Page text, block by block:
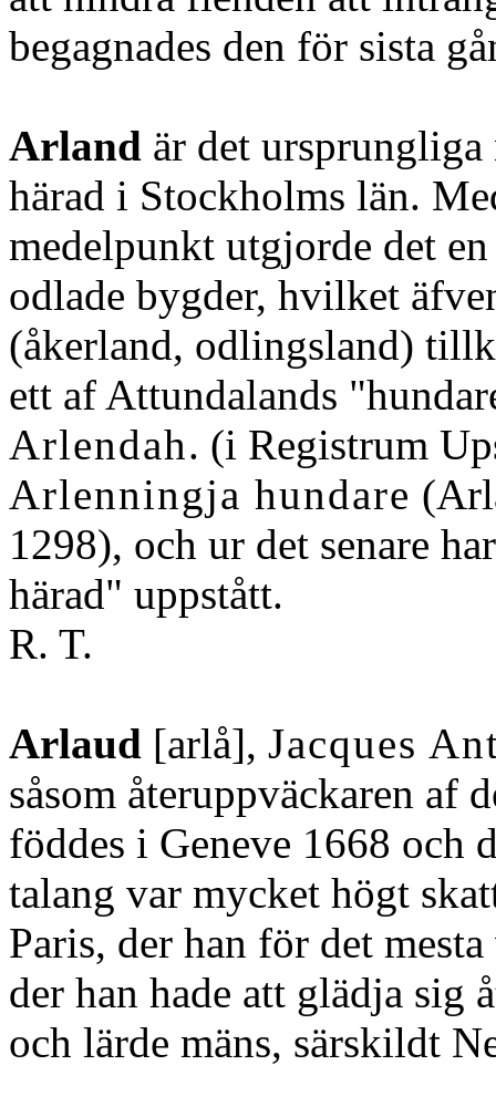
begagnades den för sista
Arland är det
härad i Stockholms län.
medelpunkt utgjorde det
odlade bygder, hvilket
(åkerland, odlingsland)
ett af Attundalands
Arlendah. (i Registrum
Arlenningja hundare
1298), och ur det senare
härad" uppstått.
R. T.
Arlaud [arlå], Jacques
såsom återuppväckaren af
föddes i Geneve 1668 och
talang var mycket högt
Paris, der han för det
der han hade att glädja sig
och lärde mäns, särskildt